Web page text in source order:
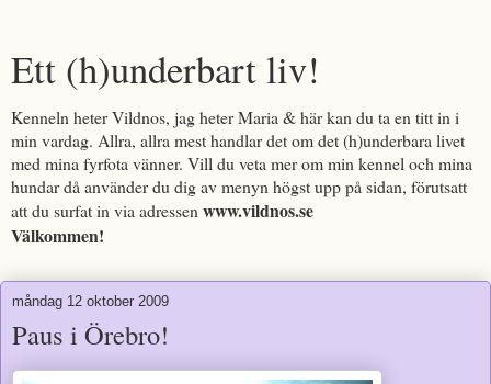
Ett (h)underbart liv!
Kenneln heter Vildnos, jag heter Maria & här kan du ta en titt in i
min vardag. Allra, allra mest handlar det om det (h)underbara livet
med mina fyrfota vänner. Vill du veta mer om min kennel och mina
hundar då använder du dig av menyn högst upp på sidan, förutsatt
att du surfat in via adressen www.vildnos.se
Välkommen!
måndag 12 oktober 2009
Paus i Örebro!